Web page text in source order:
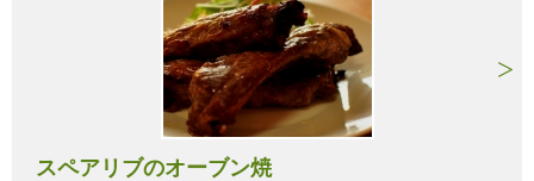
スペアリブのオーブン焼